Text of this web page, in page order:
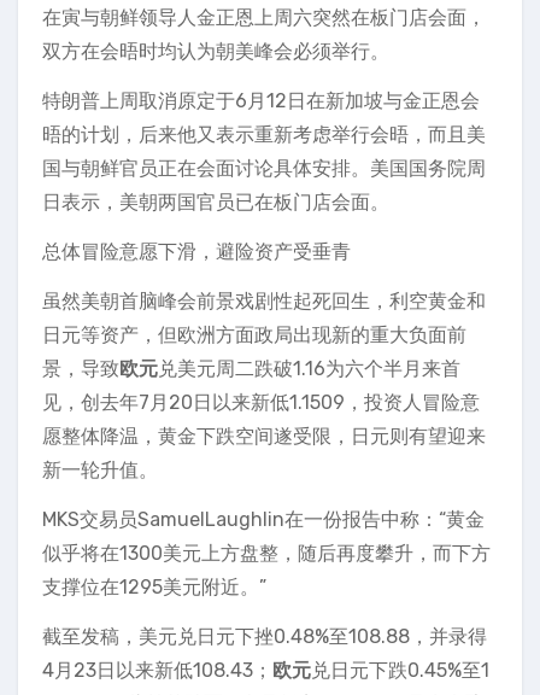
在寅与朝鲜领导人金正恩上周六突然在板门店会面，
双方在会晤时均认为朝美峰会必须举行。
特朗普上周取消原定于6月12日在新加坡与金正恩会
晤的计划，后来他又表示重新考虑举行会晤，而且美
国与朝鲜官员正在会面讨论具体安排。美国国务院周
日表示，美朝两国官员已在板门店会面。
总体冒险意愿下滑，避险资产受垂青
虽然美朝首脑峰会前景戏剧性起死回生，利空黄金和
日元等资产，但欧洲方面政局出现新的重大负面前
景，导致欧元兑美元周二跌破1.16为六个半月来首
见，创去年7月20日以来新低1.1509，投资人冒险意
愿整体降温，黄金下跌空间遂受限，日元则有望迎来
新一轮升值。
MKS交易员SamuelLaughlin在一份报告中称：“黄金
似乎将在1300美元上方盘整，随后再度攀升，而下方
支撑位在1295美元附近。”
截至发稿，美元兑日元下挫0.48%至108.88，并录得
4月23日以来新低108.43； 欧元兑日元下跌0.45%至1